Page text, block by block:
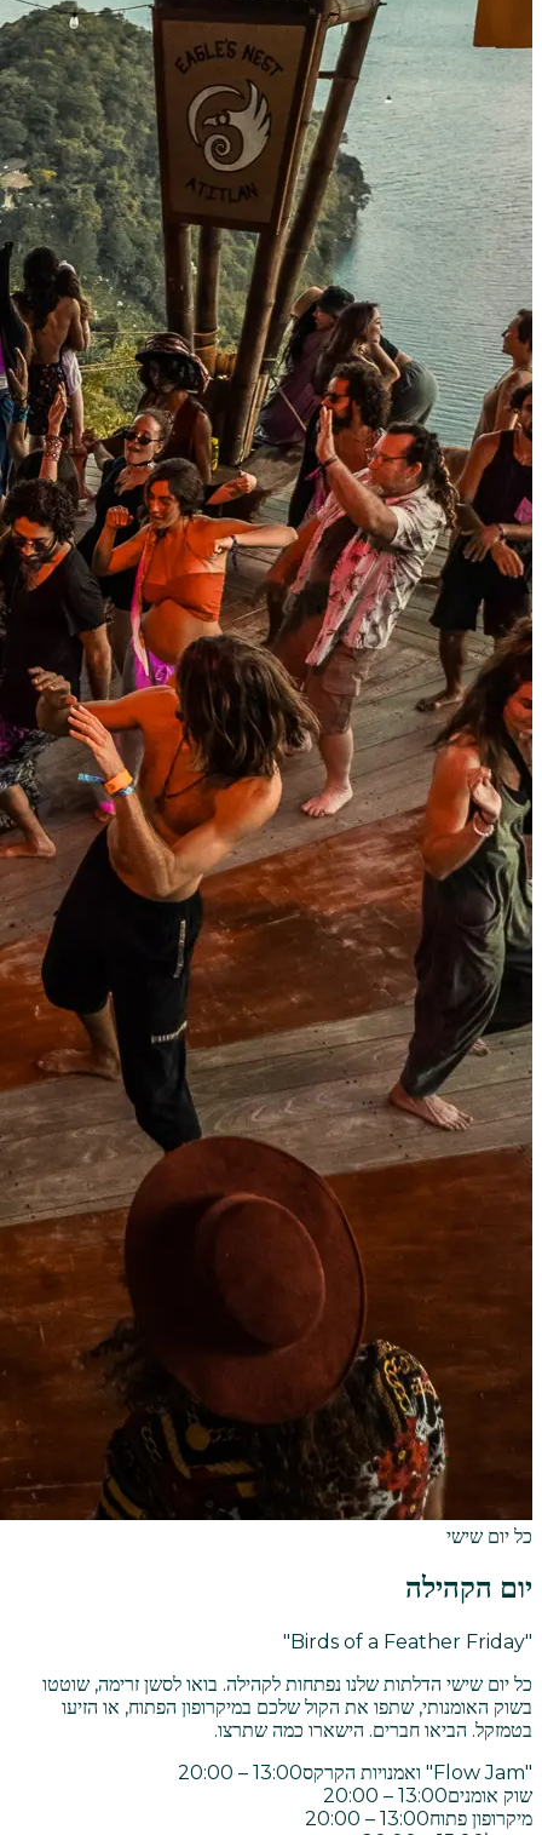
כל יום שישי
יום הקהילה
"Birds of a Feather Friday"
כל יום שישי הדלתות שלנו נפתחות לקהילה. בואו לסשן זרימה, שוטטו
בשוק האומנותי, שתפו את הקול שלכם במיקרופון הפתוח, או הזיעו
בטמזקל. הביאו חברים. הישארו כמה שתרצו.
"Flow Jam" ואמנויות הקרקס
13:00 – 20:00
שוק אומנים13:00 – 20:00
מיקרופון פתוח13:00 – 20:00